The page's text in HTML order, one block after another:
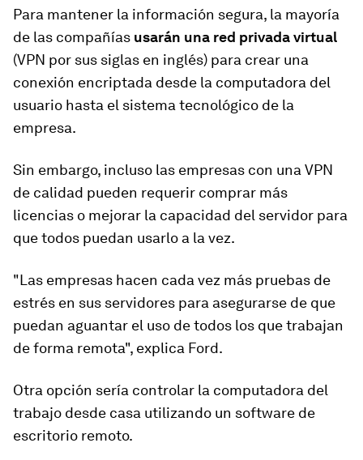
Para mantener la información segura, la mayoría
de las compañías usarán una red privada virtual
(VPN por sus siglas en inglés) para crear una
conexión encriptada desde la computadora del
usuario hasta el sistema tecnológico de la
empresa.
Sin embargo, incluso las empresas con una VPN
de calidad pueden requerir comprar más
licencias o mejorar la capacidad del servidor para
que todos puedan usarlo a la vez.
"Las empresas hacen cada vez más pruebas de
estrés en sus servidores para asegurarse de que
puedan aguantar el uso de todos los que trabajan
de forma remota", explica Ford.
Otra opción sería controlar la computadora del
trabajo desde casa utilizando un software de
escritorio remoto.